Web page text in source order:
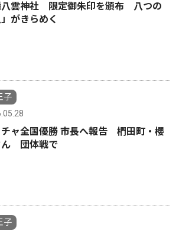
八雲神社 限定御朱印を頒布 八つの
」がきらめく
子
ャ全国優勝 市長へ報告 椚田町・櫻
ん 団体戦で
子